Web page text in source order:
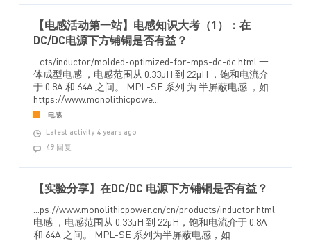
【电感活动第一站】电感知识大考（1）：在
DC/DC电源下方铺铜是否有益？
...cts/inductor/molded-optimized-for-mps-dc-dc.html 一
体成型电感 ，电感范围从 0.33µH 到 22µH ，饱和电流介
于 0.8A 和 64A 之间。 MPL-SE 系列 为 半屏蔽电感 ，如
https://www.monolithicpowe...
电感
Latest activity 4 years ago
49 回复
【实验分享】在DC/DC 电源下方铺铜是否有益？
...ps://www.monolithicpower.cn/cn/products/inductor.html
电感 ，电感范围从 0.33µH 到 22µH，饱和电流介于 0.8A
和 64A 之间。 MPL-SE 系列为半屏蔽电感，如